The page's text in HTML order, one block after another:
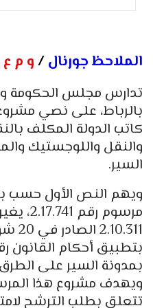
الملاحظ جورنال/و م ع
تدارس مجلس الحكومة
بالرباط، على نصي
كاتب الدولة المكلف
والنقل واللوجستيك
السير.
ويهم النص الأول حسب
مرسوم
بمدونة السير على
ويهدف مشروع هذا
تتعلق بطلب الترشح